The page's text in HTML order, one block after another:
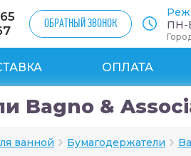
ОБРАТНЫЙ ЗВОНОК
ПН-
ОПЛАТА
Bagno &
ванной Бумагодержатели